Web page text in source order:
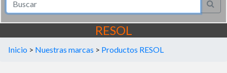
RESOL
Inicio > Nuestras marcas > Productos RESOL